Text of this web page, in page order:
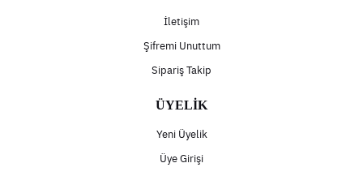
İletişim
Şifremi Unuttum
Sipariş Takip
ÜYELİK
Yeni Üyelik
Üye Girişi